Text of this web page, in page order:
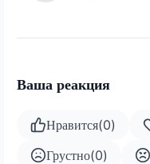
Ваша реакция
Нравится(0)
Грустно(0)